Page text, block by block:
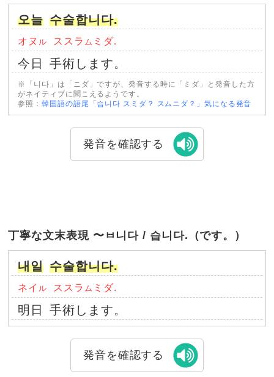
오늘 수술합니다.
オヌ ル ススラ ム ミダ.
今日 手術します。
※「니다」は「ニダ」ですが、発音する時に「ミダ」と発音した方
がネイティブに聞こえるようです。
参照：韓国語の語尾「습니다 スミダ？ スムニダ？」気になる発音
発音を確認する
丁寧な文末表現 〜ㅂ니다 / 습니다.（です。）
내일 수술합니다.
ネイ ル ススラ ム ミダ.
明日 手術します。
発音を確認する